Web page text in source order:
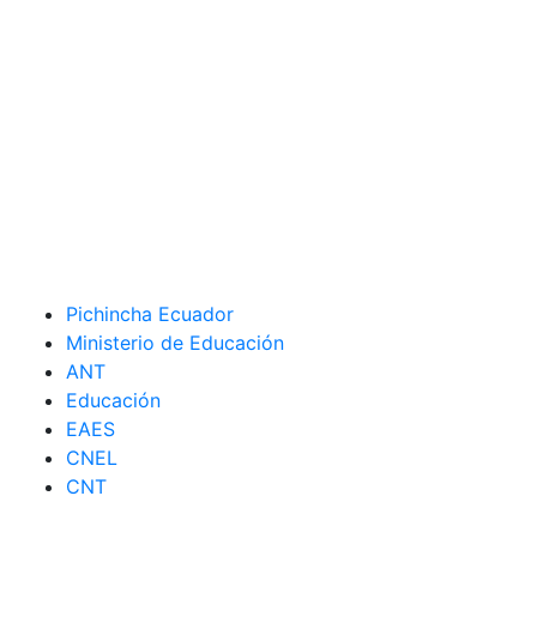
Pichincha Ecuador
Ministerio de Educación
ANT
Educación
EAES
CNEL
CNT